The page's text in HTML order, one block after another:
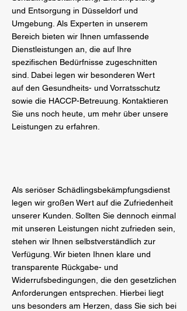
und Entsorgung in Düsseldorf und
Umgebung. Als Experten in unserem
Bereich bieten wir Ihnen umfassende
Dienstleistungen an, die auf Ihre
spezifischen Bedürfnisse zugeschnitten
sind. Dabei legen wir besonderen Wert
auf den Gesundheits- und Vorratsschutz
sowie die HACCP-Betreuung. Kontaktieren
Sie uns noch heute, um mehr über unsere
Leistungen zu erfahren.
Als seriöser Schädlingsbekämpfungsdienst
legen wir großen Wert auf die Zufriedenheit
unserer Kunden. Sollten Sie dennoch einmal
mit unseren Leistungen nicht zufrieden sein,
stehen wir Ihnen selbstverständlich zur
Verfügung. Wir bieten Ihnen klare und
transparente Rückgabe- und
Widerrufsbedingungen, die den gesetzlichen
Anforderungen entsprechen. Hierbei liegt
uns besonders am Herzen, dass Sie sich bei